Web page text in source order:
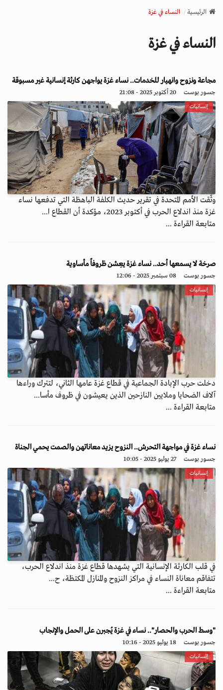
v
a
o
n
الرئيسية النساء في غزة
النساء في غزة
مجاعة ونزوح وانهيار للخدمات.. نساء غزة يواجهن كارثة إنسانية غير مسبوقة
جسور بوست 20 أكتوبر 2025 - 21:08
إنسانيات
وثّقت الأمم المتحدة في تقرير حديث الكلفة الباهظة التي تدفعها نساء
غزة منذ اندلاع الحرب في أكتوبر 2023، مؤكدة أن القطاع ا...
متابعة القراءة ...
صرخة لا يسمعها أحد.. نساء غزة يعِشن ظروفاً مأساوية
جسور بوست 08 سبتمبر 2025 - 12:06
إنسانيات
دخلت حرب الإبادة الجماعية في قطاع غزة عامها الثاني، لتترك وراءها
آلاف الضحايا وملايين النازحين الذين يعيشون في ظروف مأسا...
متابعة القراءة ...
نساء غزة في مواجهة التحرش.. النزوح يزيد معاناتهن والصمت يحمي الجناة
جسور بوست 27 يوليو 2025 - 10:05
إنسانيات
في قلب الكارثة الإنسانية التي يشهدها قطاع غزة منذ اندلاع الحرب،
تتفاقم معاناة النساء في مراكز النزوح والمنازل المكتظة، ح...
متابعة القراءة ...
"وسط الحرب والحصار".. نساء في غزة يُجبرن على الحمل والإنجاب
جسور بوست 18 يوليو 2025 - 10:16
إنسانيات